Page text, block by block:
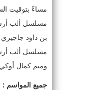
مساءً بتوقيت
مسلسل ألب
بن داود
مسلسل ألب
وميم كمال
جميع المواسم